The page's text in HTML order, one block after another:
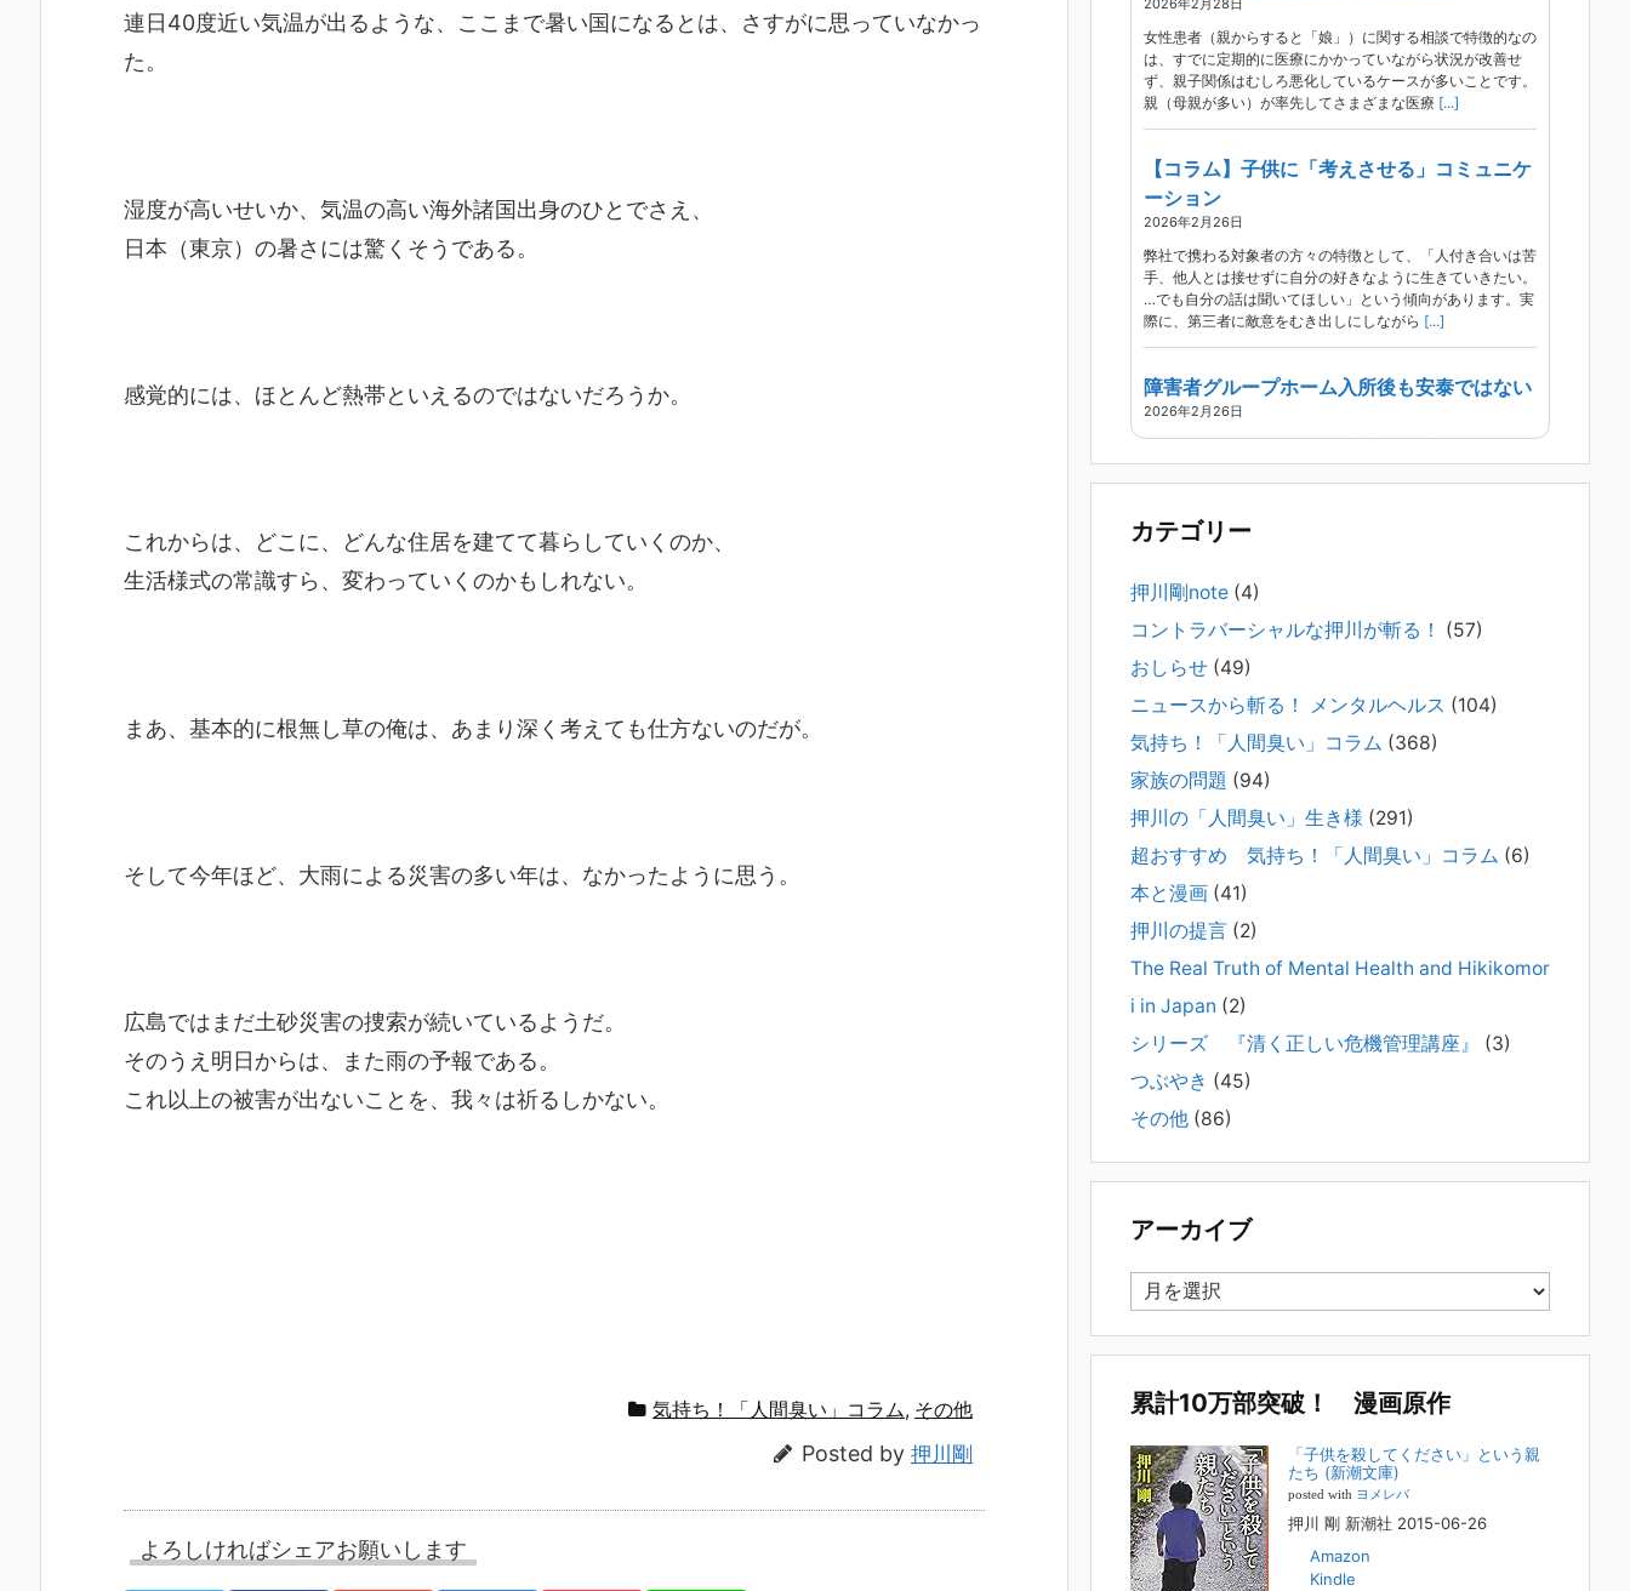
連日40度近い気温が出るような、ここまで暑い国になるとは、さすがに思っていなかっ
た。
湿度が高いせいか、気温の高い海外諸国出身のひとでさえ、
日本（東京）の暑さには驚くそうである。
感覚的には、ほとんど熱帯といえるのではないだろうか。
これからは、どこに、どんな住居を建てて暮らしていくのか、
生活様式の常識すら、変わっていくのかもしれない。
まあ、基本的に根無し草の俺は、あまり深く考えても仕方ないのだが。
そして今年ほど、大雨による災害の多い年は、なかったように思う。
広島ではまだ土砂災害の捜索が続いているようだ。
そのうえ明日からは、また雨の予報である。
これ以上の被害が出ないことを、我々は祈るしかない。
気持ち！「人間臭い」コラム, その他
Posted by 押川剛
よろしければシェアお願いします
2026年2月28日
女性患者（親からすると「娘」）に関する相談で特徴的なの
は、すでに定期的に医療にかかっていながら状況が改善せ
ず、親子関係はむしろ悪化しているケースが多いことです。
親（母親が多い）が率先してさまざまな医療 [...]
【コラム】子供に「考えさせる」コミュニケ
ーション
2026年2月26日
弊社で携わる対象者の方々の特徴として、「人付き合いは苦
手、他人とは接せずに自分の好きなように生きていきたい。
…でも自分の話は聞いてほしい」という傾向があります。実
際に、第三者に敵意をむき出しにしながら [...]
障害者グループホーム入所後も安泰ではない
2026年2月26日
現在、精神科病院は早期退院が主流です。家族での受け入れ
や一人暮らしは難しく、かといって本人が施設入所を拒んで
いる（つまり行き先が見つかっていない）ような場合でも、
精神科から「退院できます」と言われた家族
へ──退院後の安全設計
2026年2月21日
通常価格 2,980円 → 今だけ 1,480円（50％OFF）こちらのn
援の現場で行なってきた実務対応を、家族向けに整理してい
#042 精神疾患の子どもと健全なコミュニ
ケーションがとれない（母娘編）。
2025年8月17日
弊社は、病識のない重篤な精神疾患を抱えるご家族からのご
相談を受け、長年にわたり精神科医療へのアクセスの仕方や
問題解決に取り組んでまいりました。しかし現実には、精神
疾患が疑われる当人に病識がない場合、家
#041 将来を案じる「きょうだい」必見②
きょうだいに精神疾患が疑われる家族がい
て、家族間トラブルで困っている方へ
2025年8月11日
長年問題解決に至らない家族のパターンのうち、弊社の相談
集英社オンラインのインタビューを受けまし
た。「漫画といえば集英社！」というく…
2023年3月1日
しても私個人としても大変な名誉です。h[...]
若年層の子供の問題
2022年8月26日
『「子供を殺してください」という親たち』では、先月ま
で、10代の対象者をテーマにした回、「ケース19 奴隷化
する親たち」をお送りしていました。こちらは、最終話をコ
ミックバンチWebで読むことができます
カテゴリー
押川剛note (4)
コントラバーシャルな押川が斬る！
(57)
おしらせ (49)
ニュースから斬る！ メンタルヘルス (104)
気持ち！「人間臭い」コラム (368)
家族の問題 (94)
押川の「人間臭い」生き様 (291)
超おすすめ 気持ち！「人間臭い」コラム (6)
本と漫画 (41)
押川の提言 (2)
The Real Truth of Mental Health and Hikikomor
i in Japan (2)
シリーズ 『清く正しい危機管理講座』
(3)
つぶやき (45)
その他 (86)
アーカイブ
ー
カ
ブ
累計10万部突破！ 漫画原作
「子供を殺してください」という親
たち (新潮文庫)
posted with ヨメレバ
押川 剛 新潮社 2015-06-26
Amazon
Kindle